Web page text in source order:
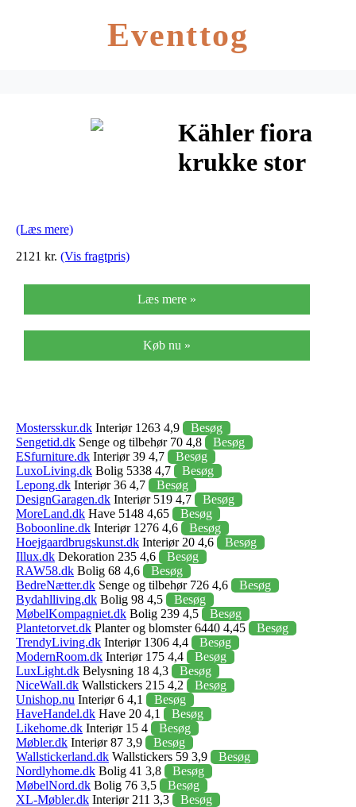
Eventtog
Kähler fiora
krukke stor
(Læs mere)
2121 kr. (Vis fragtpris)
Læs mere »
Køb nu »
Mostersskur.dk Interiør 1263 4,9
Besøg
Sengetid.dk Senge og tilbehør 70 4,8
Besøg
ESfurniture.dk Interiør 39 4,7
Besøg
LuxoLiving.dk Bolig 5338 4,7
Besøg
Lepong.dk Interiør 36 4,7
Besøg
DesignGaragen.dk Interiør 519 4,7
Besøg
MoreLand.dk Have 5148 4,65
Besøg
Boboonline.dk Interiør 1276 4,6
Besøg
Hoejgaardbrugskunst.dk Interiør 20 4,6
Besøg
Illux.dk Dekoration 235 4,6
Besøg
RAW58.dk Bolig 68 4,6
Besøg
BedreNætter.dk Senge og tilbehør 726 4,6
Besøg
Bydahlliving.dk Bolig 98 4,5
Besøg
MøbelKompagniet.dk Bolig 239 4,5
Besøg
Plantetorvet.dk Planter og blomster 6440 4,45
Besøg
TrendyLiving.dk Interiør 1306 4,4
Besøg
ModernRoom.dk Interiør 175 4,4
Besøg
LuxLight.dk Belysning 18 4,3
Besøg
NiceWall.dk Wallstickers 215 4,2
Besøg
Unishop.nu Interiør 6 4,1
Besøg
HaveHandel.dk Have 20 4,1
Besøg
Likehome.dk Interiør 15 4
Besøg
Møbler.dk Interiør 87 3,9
Besøg
Wallstickerland.dk Wallstickers 59 3,9
Besøg
Nordlyhome.dk Bolig 41 3,8
Besøg
MøbelNord.dk Bolig 76 3,5
Besøg
XL-Møbler.dk Interiør 211 3,3
Besøg